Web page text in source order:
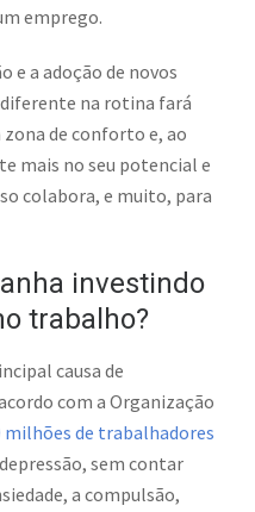
emprego.
e a adoção de novos
na rotina fará
de conforto e, ao
mais no seu potencial e
colabora, e muito, para
investindo
trabalho?
causa de
com a Organização
milhões de trabalhadores
sem contar
a compulsão,